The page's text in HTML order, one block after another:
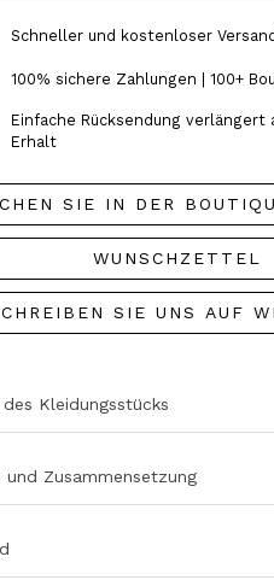
Schneller und kostenloser
100% sichere Zahlungen | 100+
Einfache Rücksendung verlängert
Erhalt
SIE IN DER
WUNSCHZETTEL
SIE UNS AUF
Kleidungsstücks
und Zusammensetzung